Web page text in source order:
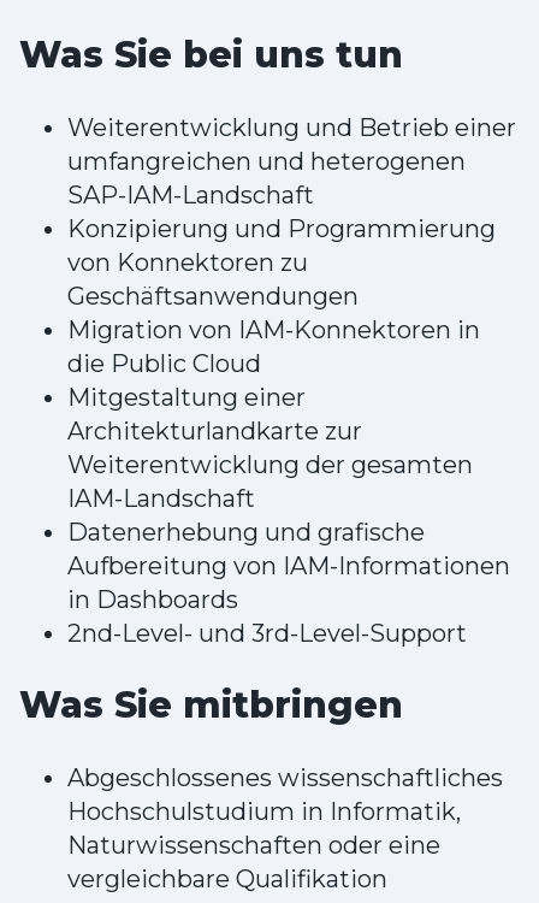
Was Sie bei uns tun
Weiterentwicklung und Betrieb einer
umfangreichen und heterogenen
SAP-IAM-Landschaft
Konzipierung und Programmierung
von Konnektoren zu
Geschäftsanwendungen
Migration von IAM-Konnektoren in
die Public Cloud
Mitgestaltung einer
Architekturlandkarte zur
Weiterentwicklung der gesamten
IAM-Landschaft
Datenerhebung und grafische
Aufbereitung von IAM-Informationen
in Dashboards
2nd-Level- und 3rd-Level-Support
Was Sie mitbringen
Abgeschlossenes wissenschaftliches
Hochschulstudium in Informatik,
Naturwissenschaften oder eine
vergleichbare Qualifikation